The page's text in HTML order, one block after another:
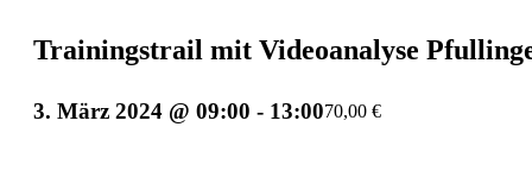
Trainingstrail mit Videoanalyse
3. März 2024 @ 09:00 - 13:0070,00 €